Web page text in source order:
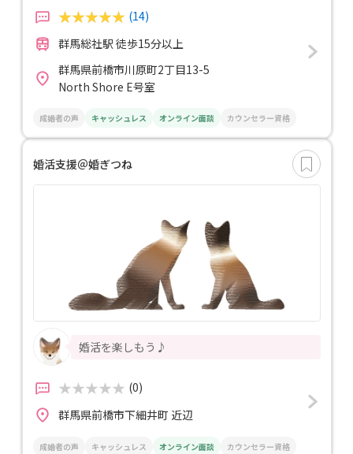
(14)
群馬総社駅 徒歩15分以上
群馬県前橋市川原町2丁目13-5
North Shore E号室
成婚者の声 キャッシュレス オンライン面談 カウンセラー資格
婚活支援＠婚ぎつね
婚活を楽しもう♪
(0)
群馬県前橋市下細井町 近辺
成婚者の声 キャッシュレス オンライン面談 カウンセラー資格